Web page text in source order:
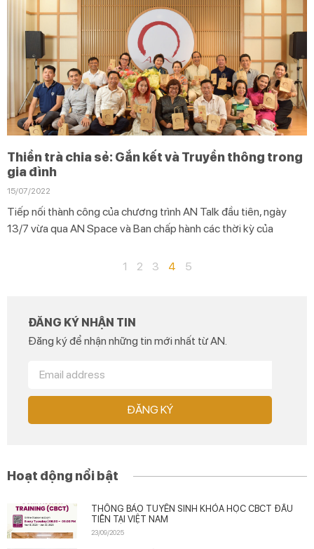
Thiền trà chia sẻ: Gắn kết và Truyền thông trong
gia đình
15/07/2022
Tiếp nối thành công của chương trình AN Talk đầu tiên, ngày
13/7 vừa qua AN Space và Ban chấp hành các thời kỳ của
1 2 3 4 5
ĐĂNG KÝ NHẬN TIN
Đăng ký để nhận những tin mới nhất từ AN.
ĐĂNG KÝ
Hoạt động nổi bật
THÔNG BÁO TUYỂN SINH KHÓA HỌC CBCT ĐẦU
TIÊN TẠI VIỆT NAM
23/09/2025